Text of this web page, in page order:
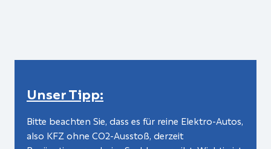
Unser Tipp:
Bitte beachten Sie, dass es für reine Elektro-Autos,
also KFZ ohne CO2-Ausstoß, derzeit